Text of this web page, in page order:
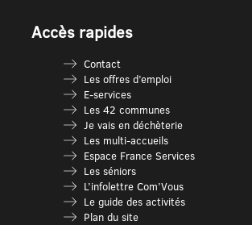
Accès rapides
Contact
Les offres d’emploi
E-services
Les 42 communes
Je vais en déchèterie
Les multi-accueils
Espace France Services
Les séniors
L’infolettre Com’Vous
Le guide des activités
Plan du site